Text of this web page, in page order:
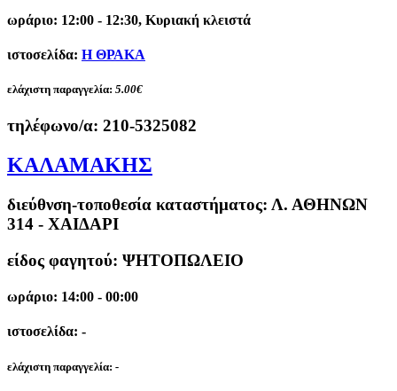
ωράριο: 12:00 - 12:30, Κυριακή κλειστά
ιστοσελίδα: Η ΘΡΑΚΑ
ελάχιστη παραγγελία: 5.00€
τηλέφωνο/α: 210-5325082
ΚΑΛΑΜΑΚΗΣ
διεύθνση-τοποθεσία καταστήματος: Λ. ΑΘΗΝΩΝ
314 - ΧΑΙΔΑΡΙ
είδος φαγητού: ΨΗΤΟΠΩΛΕΙΟ
ωράριο: 14:00 - 00:00
ιστοσελίδα: -
ελάχιστη παραγγελία: -